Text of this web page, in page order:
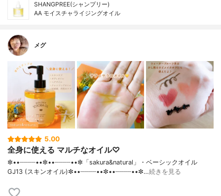
SHANGPREE(シャンプリー)
AA モイスチャライジングオイル
メグ
5.00
全身に使える マルチなオイル♡
✼••┈┈┈┈••✼••┈┈┈┈••✼「sakura&natural」・ベーシックオイル
GJ13 (スキンオイル)✼••┈┈┈┈••✼••┈┈┈┈••✼…続きを見る